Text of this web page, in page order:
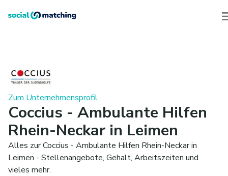
Zum Unternehmensprofil
Coccius - Ambulante Hilfen
Rhein-Neckar in Leimen
Alles zur Coccius - Ambulante Hilfen Rhein-Neckar in
Leimen - Stellenangebote, Gehalt, Arbeitszeiten und
vieles mehr.